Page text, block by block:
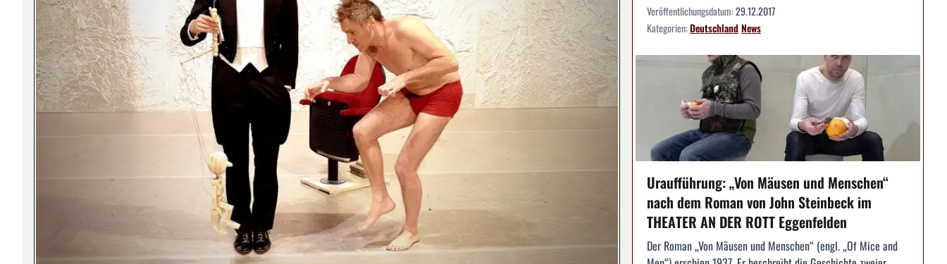
Veröffentlichungsdatum:29.12.2017
Kategorien:DeutschlandNews
Uraufführung: „Von Mäusen und Menschen“
nach dem Roman von John Steinbeck im
THEATER AN DER ROTT Eggenfelden
Der Roman „Von Mäusen und Menschen“ (engl. „Of Mice and